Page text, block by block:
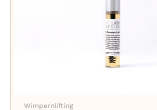
Wimpernlifting